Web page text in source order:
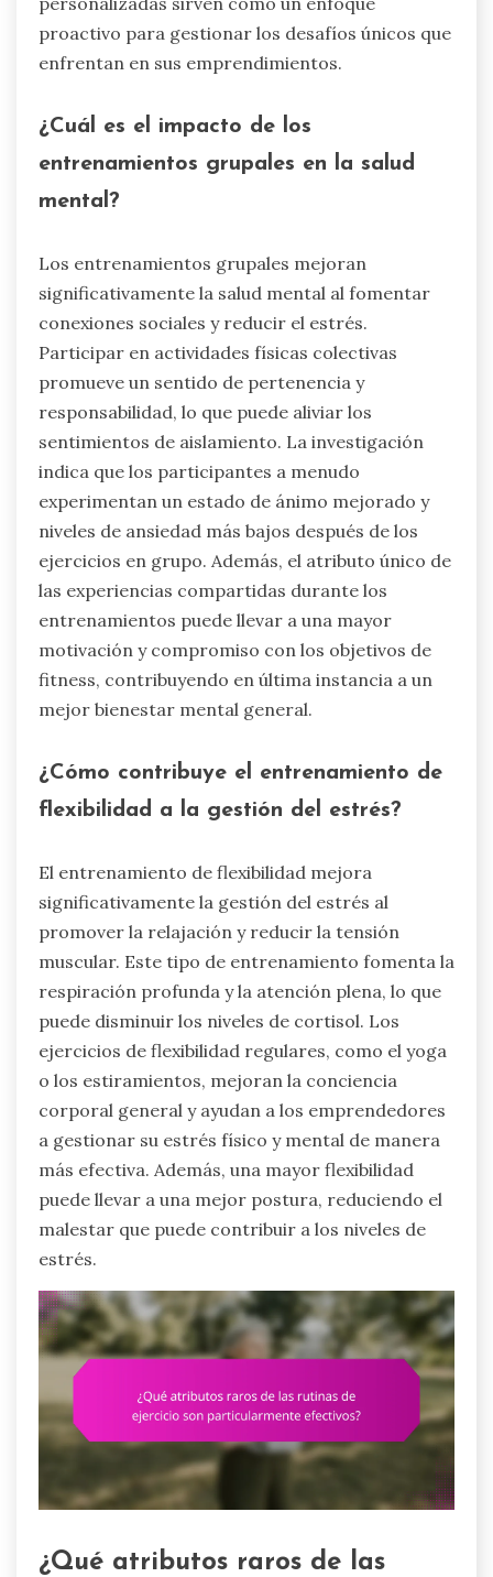
proactivo para gestionar los desafíos únicos que
enfrentan en sus emprendimientos.
¿Cuál es el impacto de los
entrenamientos grupales en la salud
mental?
Los entrenamientos grupales mejoran
significativamente la salud mental al fomentar
conexiones sociales y reducir el estrés.
Participar en actividades físicas colectivas
promueve un sentido de pertenencia y
responsabilidad, lo que puede aliviar los
sentimientos de aislamiento. La investigación
indica que los participantes a menudo
experimentan un estado de ánimo mejorado y
niveles de ansiedad más bajos después de los
ejercicios en grupo. Además, el atributo único de
las experiencias compartidas durante los
entrenamientos puede llevar a una mayor
motivación y compromiso con los objetivos de
fitness, contribuyendo en última instancia a un
mejor bienestar mental general.
¿Cómo contribuye el entrenamiento de
flexibilidad a la gestión del estrés?
El entrenamiento de flexibilidad mejora
significativamente la gestión del estrés al
promover la relajación y reducir la tensión
muscular. Este tipo de entrenamiento fomenta la
respiración profunda y la atención plena, lo que
puede disminuir los niveles de cortisol. Los
ejercicios de flexibilidad regulares, como el yoga
o los estiramientos, mejoran la conciencia
corporal general y ayudan a los emprendedores
a gestionar su estrés físico y mental de manera
más efectiva. Además, una mayor flexibilidad
puede llevar a una mejor postura, reduciendo el
malestar que puede contribuir a los niveles de
estrés.
¿Qué atributos raros de las